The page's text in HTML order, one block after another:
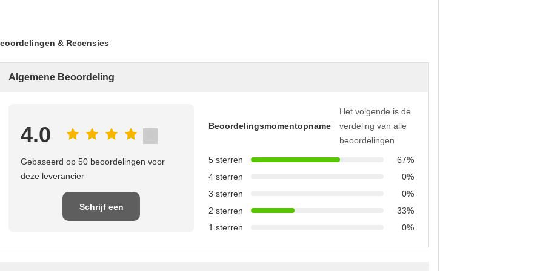
& Recensies
Algemene Beoordeling
4.0
Gebaseerd op 50 beoordelingen voor
deze leverancier
Schrijf een
Beoordelingsmomentopname
Het volgende is de
verdeling van alle
beoordelingen
5 sterren
67%
4 sterren
0%
3 sterren
0%
2 sterren
33%
1 sterren
0%